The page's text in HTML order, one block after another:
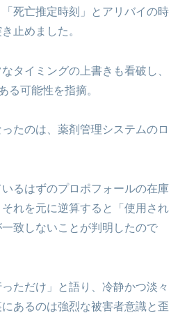
死亡推定時刻」とアリバイの時
止めました。
タイミングの上書きも看破し、
る可能性を指摘。
たのは、薬剤管理システムのロ
るはずのプロポフォールの在庫
れを元に逆算すると「使用され
致しないことが判明したので
ただけ」と語り、冷静かつ淡々
あるのは強烈な被害者意識と歪